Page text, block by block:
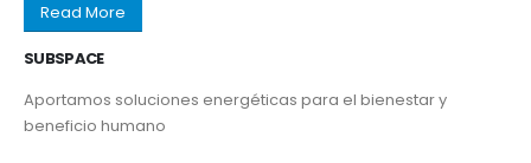
Read More
SUBSPACE
Aportamos soluciones energéticas para el bienestar y
beneficio humano